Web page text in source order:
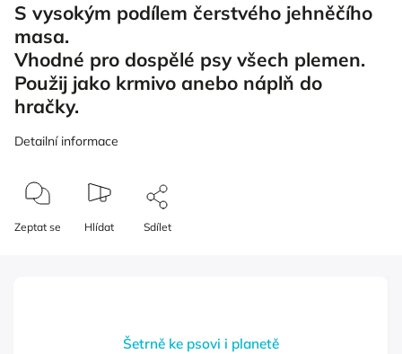
S vysokým podílem čerstvého jehněčího
masa.
Vhodné pro dospělé psy všech plemen.
Použij jako krmivo anebo náplň do
hračky.
Detailní informace
Zeptat se Hlídat Sdílet
Šetrně ke psovi i planetě